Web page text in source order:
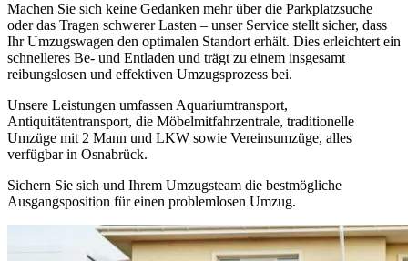
Machen Sie sich keine Gedanken mehr über die Parkplatzsuche
oder das Tragen schwerer Lasten – unser Service stellt sicher, dass
Ihr Umzugswagen den optimalen Standort erhält. Dies erleichtert ein
schnelleres Be- und Entladen und trägt zu einem insgesamt
reibungslosen und effektiven Umzugsprozess bei.
Unsere Leistungen umfassen Aquariumtransport,
Antiquitätentransport, die Möbelmitfahrzentrale, traditionelle
Umzüge mit 2 Mann und LKW sowie Vereinsumzüge, alles
verfügbar in Osnabrück.
Sichern Sie sich und Ihrem Umzugsteam die bestmögliche
Ausgangsposition für einen problemlosen Umzug.